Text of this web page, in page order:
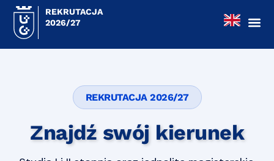
REKRUTACJA
2026/27
REKRUTACJA 2026/27
Znajdź swój kierunek